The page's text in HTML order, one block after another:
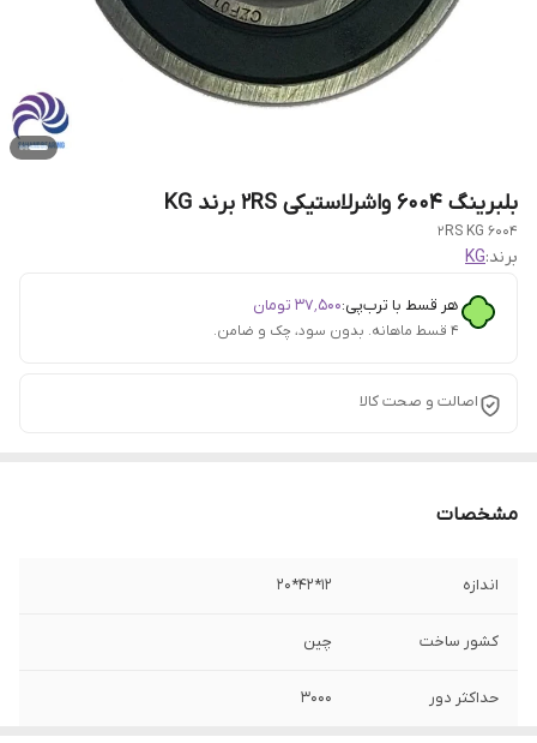
بلبرینگ 6004 واشرلاستیکی 2RS برند KG
6004 2RS KG
برند:KG
هر قسط با ترب‌پی:۳۷٬۵۰۰ تومان
۴ قسط ماهانه. بدون سود، چک و ضامن.
اصالت و صحت کالا
مشخصات
اندازه 12*42*20
کشور ساخت چین
حداکثر دور 3000